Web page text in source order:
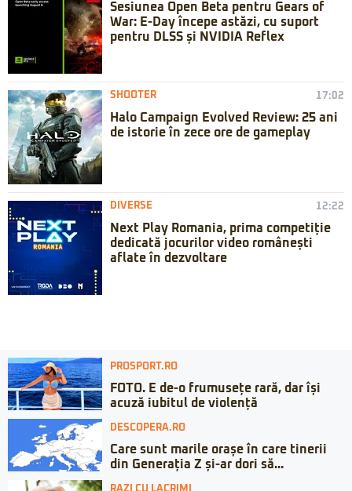
Sesiunea Open Beta pentru Gears of
War: E-Day începe astăzi, cu suport
pentru DLSS și NVIDIA Reflex
SHOOTER 17:02
Halo Campaign Evolved Review: 25 ani
de istorie în zece ore de gameplay
DIVERSE 12:22
Next Play Romania, prima competiție
dedicată jocurilor video românești
aflate în dezvoltare
PROSPORT.RO
FOTO. E de-o frumusețe rară, dar își
acuză iubitul de violență
DESCOPERA.RO
Care sunt marile orașe în care tinerii
din Generația Z și-ar dori să...